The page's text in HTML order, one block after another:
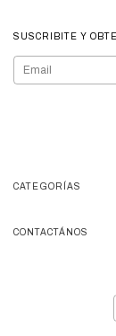
SUSCRIBITE Y
CATEGORÍAS
CONTACTÁNOS